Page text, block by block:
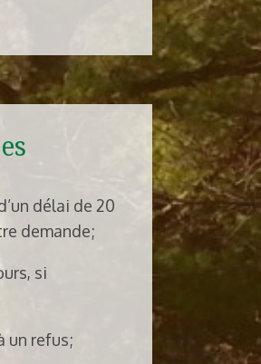
délai de 20
demande;
si
un refus;